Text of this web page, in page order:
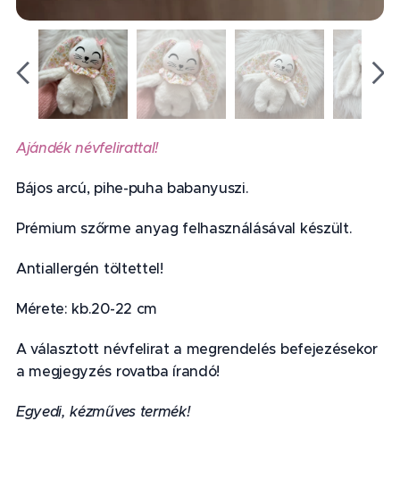
Ajándék névfelirattal!
Bájos arcú, pihe-puha babanyuszi.
Prémium szőrme anyag felhasználásával készült.
Antiallergén töltettel!
Mérete: kb.20-22 cm
A választott névfelirat a megrendelés befejezésekor
a megjegyzés rovatba írandó!
Egyedi, kézműves termék!